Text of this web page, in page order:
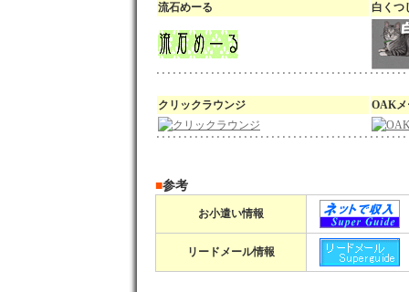
流石めーる 白くつ
クリックラウンジ OAKメ
■参考
お小遣い情報
リードメール情報